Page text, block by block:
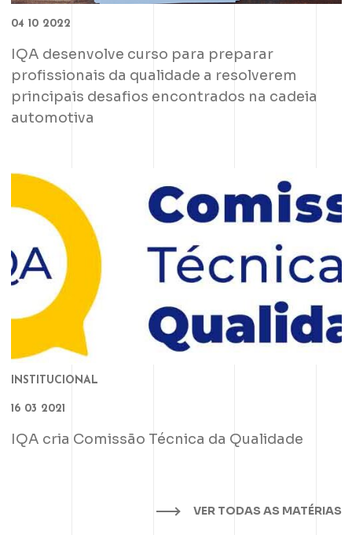
04 10 2022
IQA desenvolve curso para preparar
profissionais da qualidade a resolverem
principais desafios encontrados na cadeia
automotiva
INSTITUCIONAL
16 03 2021
IQA cria Comissão Técnica da Qualidade
VER TODAS AS MATÉRIAS